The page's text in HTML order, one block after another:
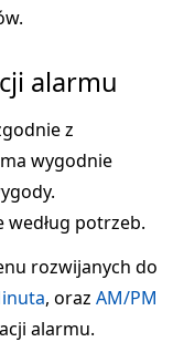
alarmu
z
wygodnie
potrzeb.
rozwijanych do
, oraz AM/PM
alarmu.